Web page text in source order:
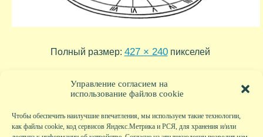
Управление согласием на
использование файлов cookie
Чтобы обеспечить наилучшие впечатления, мы используем такие технологии,
как файлы cookie, код сервисов Яндекс.Метрика и РСЯ, для хранения и/или
Полный размер: 427 × 240пикселей